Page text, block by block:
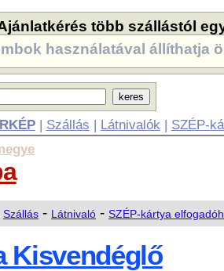
több szállástól
használatával állíthatja
| Szállás | Látnivalók | SZÉP-
Szállás - Látnivaló - SZÉP-kártya
Kisvendéglő